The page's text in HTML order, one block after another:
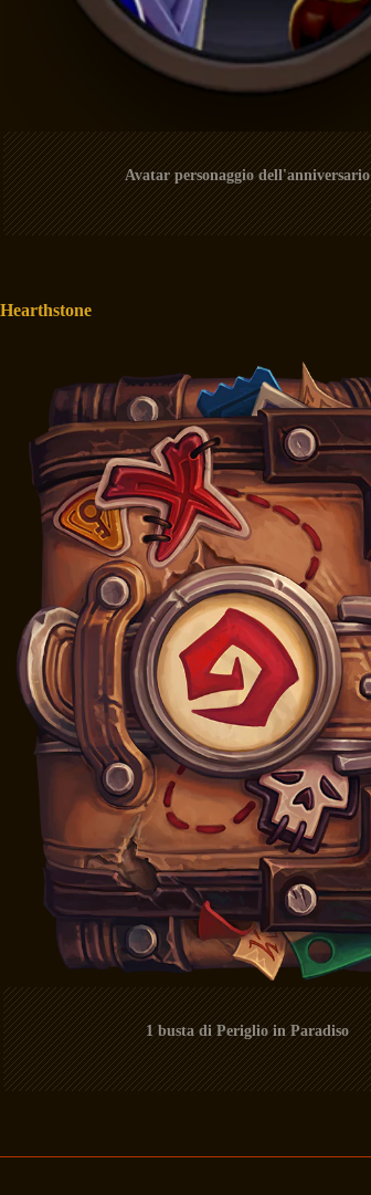
Avatar personaggio dell'anniversario
Hearthstone
1 busta di Periglio in Paradiso